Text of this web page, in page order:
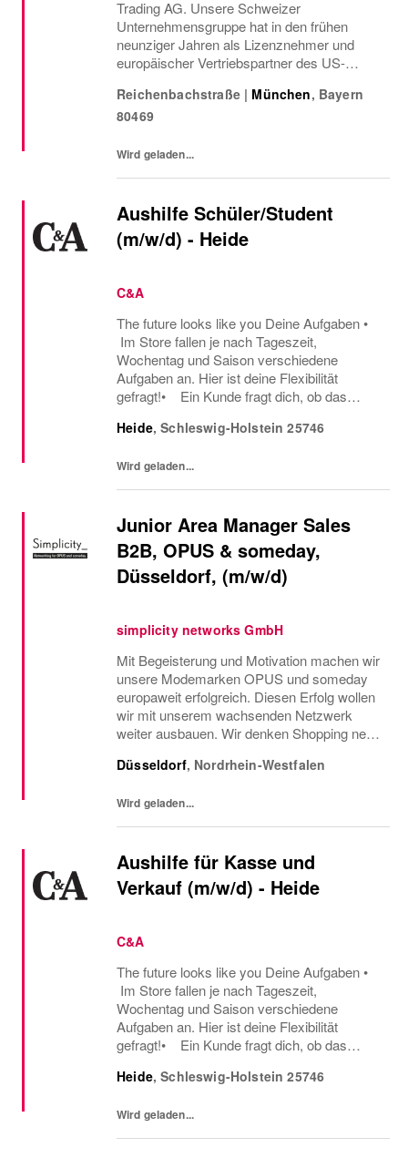
Trading AG. Unsere Schweizer
Unternehmensgruppe hat in den frühen
neunziger Jahren als Lizenznehmer und
europäischer Vertriebspartner des US-
Arbeitsbekleidungsherstellers Carhartt ihren
Anfang genommen.
Reichenbachstraße | München, Bayern
80469
Wird geladen...
Aushilfe Schüler/Student
(m/w/d) - Heide
C&A
The future looks like you Deine Aufgaben •
Im Store fallen je nach Tageszeit,
Wochentag und Saison verschiedene
Aufgaben an. Hier ist deine Flexibilität
gefragt!• Ein Kunde fragt dich, ob das
Größe verfügbar ist oder welcher Gürtel gut
Heide,Schleswig-Holstein 25746
Wird geladen...
Junior Area Manager Sales
B2B, OPUS & someday,
Düsseldorf, (m/w/d)
simplicity networks GmbH
Mit Begeisterung und Motivation machen wir
unsere Modemarken OPUS und someday
europaweit erfolgreich. Diesen Erfolg wollen
wir mit unserem wachsenden Netzwerk
weiter ausbauen. Wir denken Shopping neu.
Detail. Im Sales stehen die Zusammenarbeit
Düsseldorf, Nordrhein-Westfalen
Wird geladen...
Aushilfe für Kasse und
Verkauf (m/w/d) - Heide
C&A
The future looks like you Deine Aufgaben •
Im Store fallen je nach Tageszeit,
Wochentag und Saison verschiedene
Aufgaben an. Hier ist deine Flexibilität
gefragt!• Ein Kunde fragt dich, ob das
Größe verfügbar ist oder welcher Gürtel gut
Heide,Schleswig-Holstein 25746
Wird geladen...